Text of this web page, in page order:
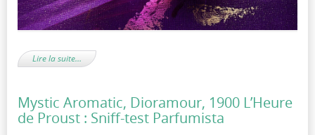
Lire la suite…
Mystic Aromatic, Dioramour, 1900 L’Heure
de Proust : Sniff-test Parfumista